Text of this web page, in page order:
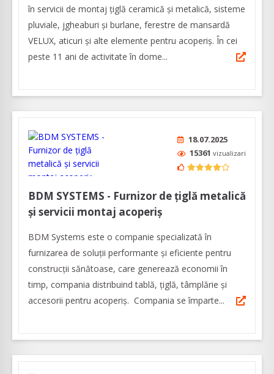
în servicii de montaj țiglă ceramică și metalică, sisteme
pluviale, jgheaburi și burlane, ferestre de mansardă
VELUX, aticuri și alte elemente pentru acoperiș. În cei
peste 11 ani de activitate în dome...
18.07.2025
15361 vizualizari
BDM SYSTEMS - Furnizor de țiglă metalică
și servicii montaj acoperiș
BDM Systems este o companie specializată în
furnizarea de soluții performante și eficiente pentru
construcții sănătoase, care generează economii în
timp, compania distribuind tablă, țiglă, tâmplărie și
accesorii pentru acoperiș. Compania se împarte...